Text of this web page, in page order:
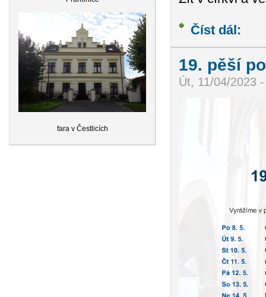
fara v Čestlicích
Číst dál:
19. pěší
Út, 11/04/2023